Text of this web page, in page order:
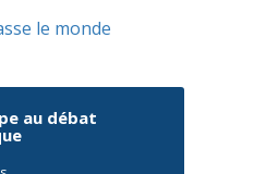
le monde
au débat